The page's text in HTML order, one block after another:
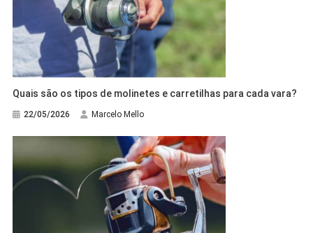
Quais são os tipos de molinetes e carretilhas para cada vara?
22/05/2026 Marcelo Mello